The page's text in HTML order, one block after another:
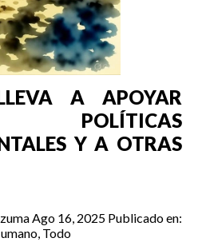
A APOYAR
POLÍTICAS
Y A OTRAS
Ago 16, 2025 Publicado en:
, Todo